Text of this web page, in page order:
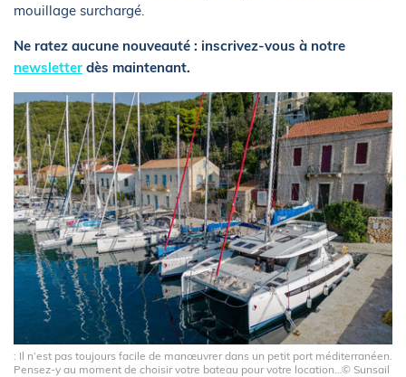
mouillage surchargé.
Ne ratez aucune nouveauté : inscrivez-vous à notre
newsletter dès maintenant.
: Il n’est pas toujours facile de manœuvrer dans un petit port méditerranéen.
Pensez-y au moment de choisir votre bateau pour votre location…© Sunsail